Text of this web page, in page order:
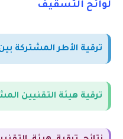
لوائح التسقيف
ترقية الأطر المشتركة بين
ترقية هيئة التقنيين